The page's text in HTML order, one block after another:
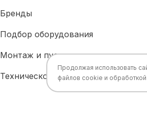
Бренды
Подбор оборудования
Монтаж и пусконаладка
Техническое обслуживание
Продолжая использовать
файлов cookie и